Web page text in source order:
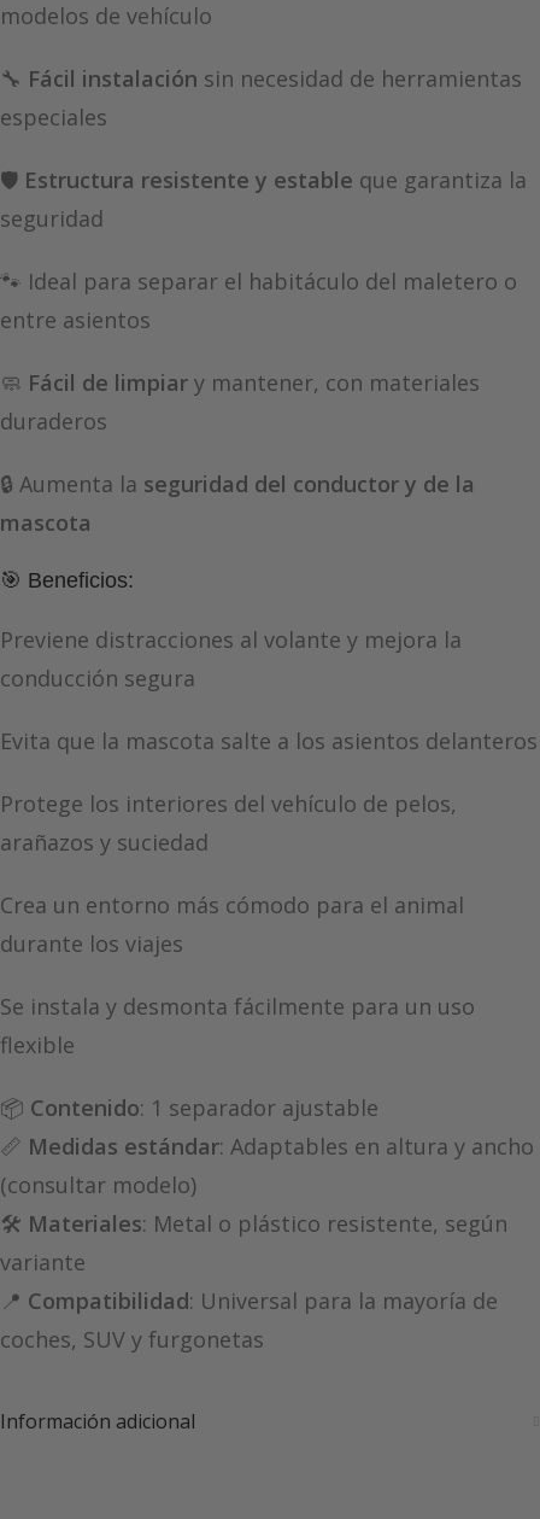
modelos de vehículo
🔧 Fácil instalación sin necesidad de herramientas
especiales
🛡️ Estructura resistente y estable que garantiza la
seguridad
🐾 Ideal para separar el habitáculo del maletero o
entre asientos
🧼 Fácil de limpiar y mantener, con materiales
duraderos
🔒 Aumenta la seguridad del conductor y de la
mascota
🎯 Beneficios:
Previene distracciones al volante y mejora la
conducción segura
Evita que la mascota salte a los asientos delanteros
Protege los interiores del vehículo de pelos,
arañazos y suciedad
Crea un entorno más cómodo para el animal
durante los viajes
Se instala y desmonta fácilmente para un uso
flexible
📦 Contenido: 1 separador ajustable
📏 Medidas estándar: Adaptables en altura y ancho
(consultar modelo)
🛠️ Materiales: Metal o plástico resistente, según
variante
📍 Compatibilidad: Universal para la mayoría de
coches, SUV y furgonetas
Información adicional